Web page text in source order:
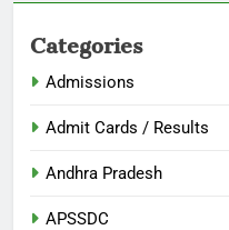
Categories
Admissions
Admit Cards / Results
Andhra Pradesh
APSSDC